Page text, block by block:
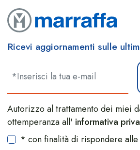
Ricevi aggiornamenti sulle
Autorizzo al trattamento dei miei
ottemperanza all' informativa
* con finalità di rispondere